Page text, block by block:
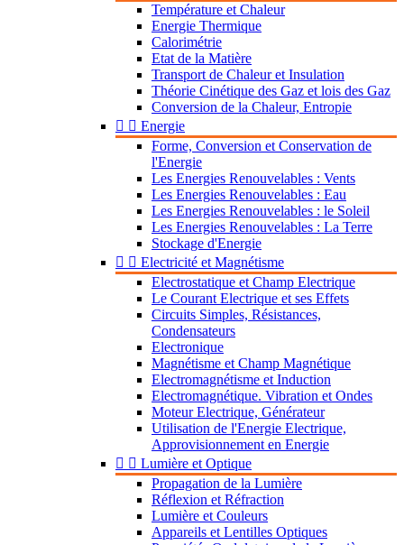
Température et Chaleur
Energie Thermique
Calorimétrie
Etat de la Matière
Transport de Chaleur et Insulation
Théorie Cinétique des Gaz et lois des Gaz
Conversion de la Chaleur, Entropie
  Energie
Forme, Conversion et Conservation de
l'Energie
Les Energies Renouvelables : Vents
Les Energies Renouvelables : Eau
Les Energies Renouvelables : le Soleil
Les Energies Renouvelables : La Terre
Stockage d'Energie
  Electricité et Magnétisme
Electrostatique et Champ Electrique
Le Courant Electrique et ses Effets
Circuits Simples, Résistances,
Condensateurs
Electronique
Magnétisme et Champ Magnétique
Electromagnétisme et Induction
Electromagnétique. Vibration et Ondes
Moteur Electrique, Générateur
Utilisation de l'Energie Electrique,
Approvisionnement en Energie
  Lumière et Optique
Propagation de la Lumière
Réflexion et Réfraction
Lumière et Couleurs
Appareils et Lentilles Optiques